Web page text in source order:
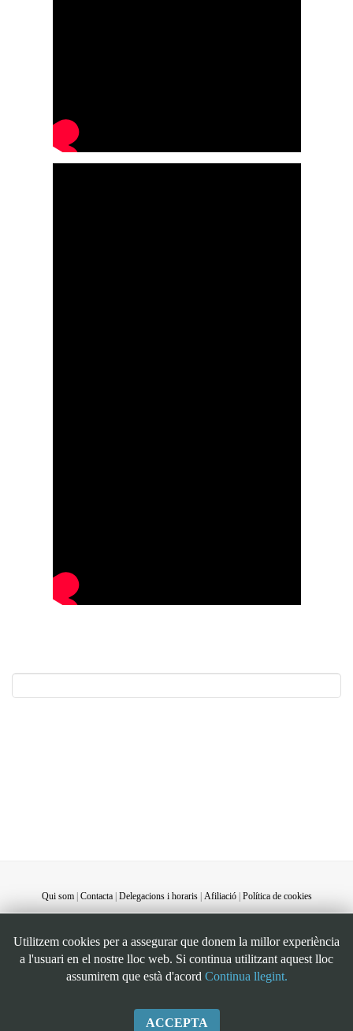
Qui som| Contacta| Delegacions i horaris| Afiliació| Política de cookies
©STEI Sindicat de treballadores i treballadors de les Illes Balears. C/ Jaume Ferran, 58.
07004. Palma. Mallorca. Espanya. Telèfon: 34 971 901600. Inscrit al registre de la DG
de la Funció Pública de Presidència del Govern d’Espanya, número 49. CIF:
G07126956
Utilitzem cookies per a assegurar que donem la millor experiència
a l'usuari en el nostre lloc web. Si continua utilitzant aquest lloc
assumirem que està d'acord Continua llegint.
ACCEPTA